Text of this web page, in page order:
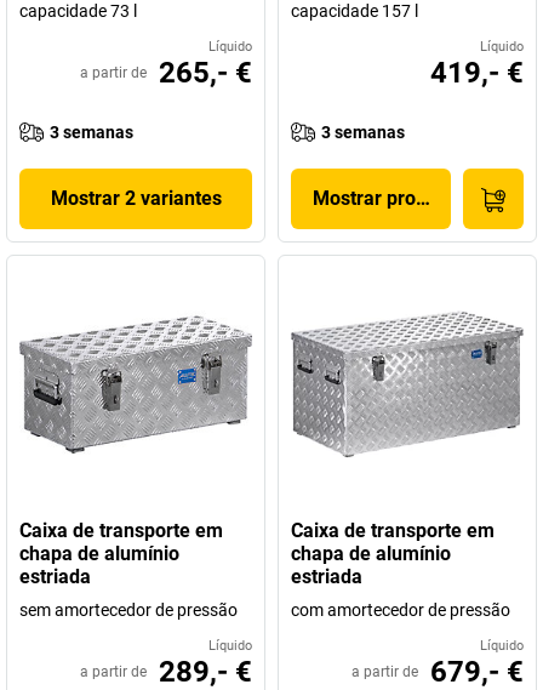
capacidade 73 l
Líquido
a partir de 265,- €
3 semanas
Mostrar 2 variantes
capacidade 157 l
Líquido
419,- €
3 semanas
Mostrar produto
Caixa de transporte em
chapa de alumínio
estriada
sem amortecedor de pressão
Líquido
a partir de 289,- €
Caixa de transporte em
chapa de alumínio
estriada
com amortecedor de pressão
Líquido
a partir de 679,- €